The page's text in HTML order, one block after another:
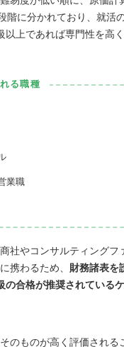
階に分かれており、就活
以上であれば専門性を高
る職種
業職
社やコンサルティングフ
携わるため、 財務諸表を
の合格が推奨されている
のものが高く評価される